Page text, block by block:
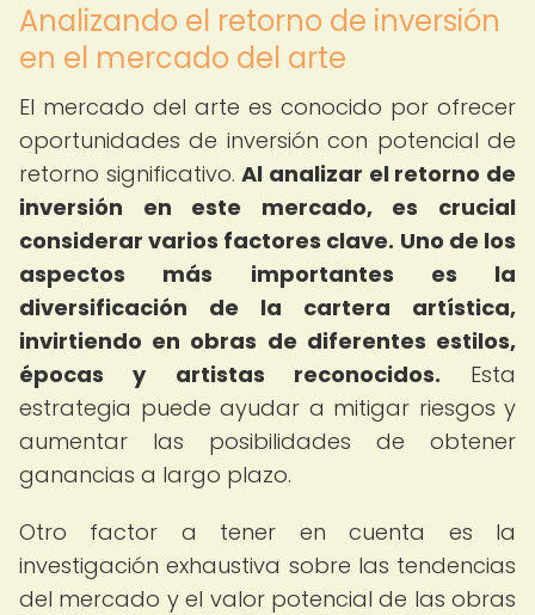
Analizando el retorno de inversión
en el mercado del arte
El mercado del arte es conocido por ofrecer
oportunidades de inversión con potencial de
retorno significativo.Al analizar el retorno de
inversión en este mercado, es crucial
considerar varios factores clave. Uno de los
aspectos más importantes es la
diversificación de la cartera artística,
invirtiendo en obras de diferentes estilos,
épocas y artistas reconocidos. Esta
estrategia puede ayudar a mitigar riesgos y
aumentar las posibilidades de obtener
ganancias a largo plazo.
Otro factor a tener en cuenta es la
investigación exhaustiva sobre las tendencias
del mercado y el valor potencial de las obras